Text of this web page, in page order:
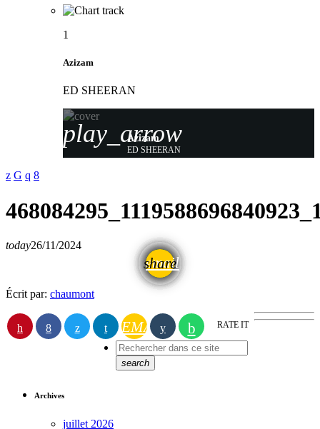
1
Azizam
ED SHEERAN
play_arrow
Azizam
ED SHEERAN
today26/11/2024
share
email
Écrit par: chaumont
EMAIL RATE IT
search
Archives
juillet 2026